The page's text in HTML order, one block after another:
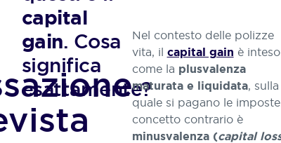
capital
gain. Cosa
significa
esattamente?
Nel contesto delle polizze
vita, il capital gain è inteso
come la plusvalenza
maturata e liquidata, sulla
quale si pagano le
concetto contrario è
minusvalenza (capital